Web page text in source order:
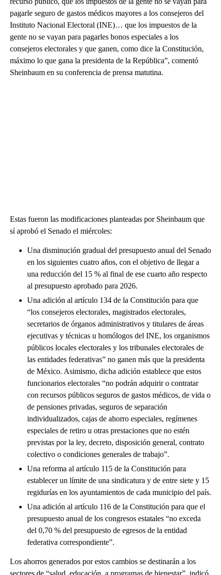
pagarle seguro de gastos médicos mayores a los consejeros del
Instituto Nacional Electoral (INE)… que los impuestos de la
gente no se vayan para pagarles bonos especiales a los
consejeros electorales y que ganen, como dice la Constitución,
máximo lo que gana la presidenta de la República”, comentó
Sheinbaum en su conferencia de prensa matutina.
Estas fueron las modificaciones planteadas por Sheinbaum que
sí aprobó el Senado el miércoles:
Una disminución gradual del presupuesto anual del Senado
en los siguientes cuatro años, con el objetivo de llegar a
una reducción del 15 % al final de ese cuarto año respecto
al presupuesto aprobado para 2026.
Una adición al artículo 134 de la Constitución para que
“los consejeros electorales, magistrados electorales,
secretarios de órganos administrativos y titulares de áreas
ejecutivas y técnicas u homólogos del INE, los organismos
públicos locales electorales y los tribunales electorales de
las entidades federativas” no ganen más que la presidenta
de México. Asimismo, dicha adición establece que estos
funcionarios electorales “no podrán adquirir o contratar
con recursos públicos seguros de gastos médicos, de vida o
de pensiones privadas, seguros de separación
individualizados, cajas de ahorro especiales, regímenes
especiales de retiro u otras prestaciones que no estén
previstas por la ley, decreto, disposición general, contrato
colectivo o condiciones generales de trabajo”.
Una reforma al artículo 115 de la Constitución para
establecer un límite de una sindicatura y de entre siete y 15
regidurías en los ayuntamientos de cada municipio del país.
Una adición al artículo 116 de la Constitución para que el
presupuesto anual de los congresos estatales “no exceda
del 0,70 % del presupuesto de egresos de la entidad
federativa correspondiente”.
Los ahorros generados por estos cambios se destinarán a los